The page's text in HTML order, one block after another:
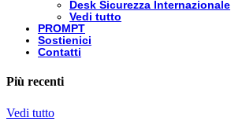
Desk Sicurezza Internazionale
Vedi tutto
PROMPT
Sostienici
Contatti
Più recenti
Vedi tutto